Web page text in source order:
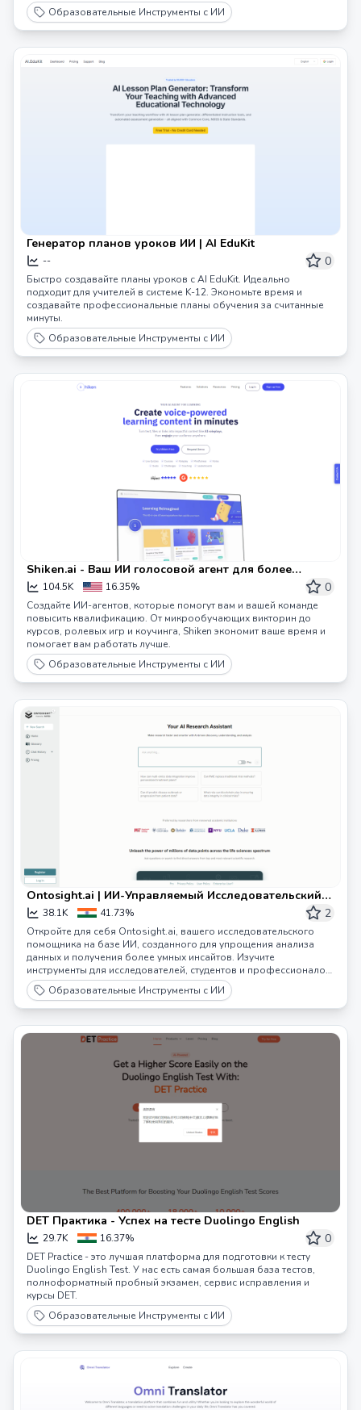
Образовательные Инструменты с ИИ
Генератор планов уроков ИИ | AI EduKit
-- 0
Быстро создавайте планы уроков с AI EduKit. Идеально
подходит для учителей в системе K-12. Экономьте время и
создавайте профессиональные планы обучения за считанные
минуты.
Образовательные Инструменты с ИИ
Shiken.ai - Ваш ИИ голосовой агент для более
быстрого обучения
104.5K 16.35% 0
Создайте ИИ-агентов, которые помогут вам и вашей команде
повысить квалификацию. От микрообучающих викторин до
курсов, ролевых игр и коучинга, Shiken экономит ваше время и
помогает вам работать лучше.
Образовательные Инструменты с ИИ
Ontosight.ai | ИИ-Управляемый Исследовательский
Ассистент для Умных Инсайтов
38.1K 41.73% 2
Откройте для себя Ontosight.ai, вашего исследовательского
помощника на базе ИИ, созданного для упрощения анализа
данных и получения более умных инсайтов. Изучите
инструменты для исследователей, студентов и профессионалов
в различных отраслях.
Образовательные Инструменты с ИИ
DET Практика - Успех на тесте Duolingo English
29.7K 16.37% 0
DET Practice - это лучшая платформа для подготовки к тесту
Duolingo English Test. У нас есть самая большая база тестов,
полноформатный пробный экзамен, сервис исправления и
курсы DET.
Образовательные Инструменты с ИИ